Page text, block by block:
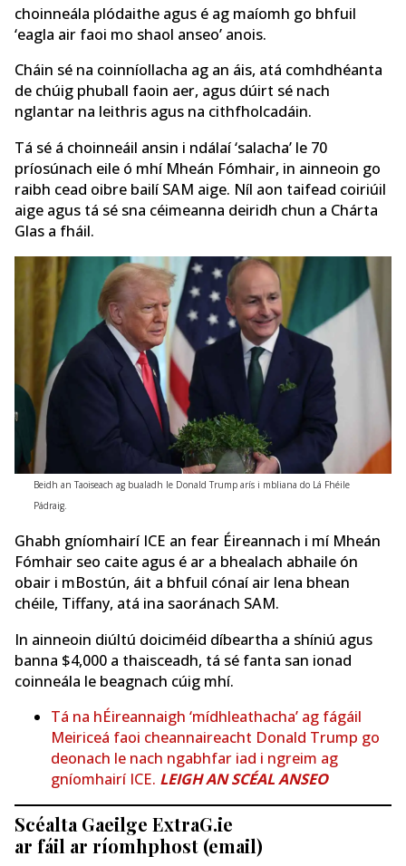
choinneála plódaithe agus é ag maíomh go bhfuil
‘eagla air faoi mo shaol anseo’ anois.
Cháin sé na coinníollacha ag an áis, atá comhdhéanta
de chúig phuball faoin aer, agus dúirt sé nach
nglantar na leithris agus na cithfholcadáin.
Tá sé á choinneáil ansin i ndálaí ‘salacha’ le 70
príosúnach eile ó mhí Mheán Fómhair, in ainneoin go
raibh cead oibre bailí SAM aige. Níl aon taifead coiriúil
aige agus tá sé sna céimeanna deiridh chun a Chárta
Glas a fháil.
Beidh an Taoiseach ag bualadh le Donald Trump arís i mbliana do Lá Fhéile
Pádraig.
Ghabh gníomhairí ICE an fear Éireannach i mí Mheán
Fómhair seo caite agus é ar a bhealach abhaile ón
obair i mBostún, áit a bhfuil cónaí air lena bhean
chéile, Tiffany, atá ina saoránach SAM.
In ainneoin diúltú doiciméid díbeartha a shíniú agus
banna $4,000 a thaisceadh, tá sé fanta san ionad
coinneála le beagnach cúig mhí.
Tá na hÉireannaigh ‘mídhleathacha’ ag fágáil
Meiriceá faoi cheannaireacht Donald Trump go
deonach le nach ngabhfar iad i ngreim ag
gníomhairí ICE. LEIGH AN SCÉAL ANSEO
Scéalta Gaeilge ExtraG.ie
ar fáil ar ríomhphost (email)